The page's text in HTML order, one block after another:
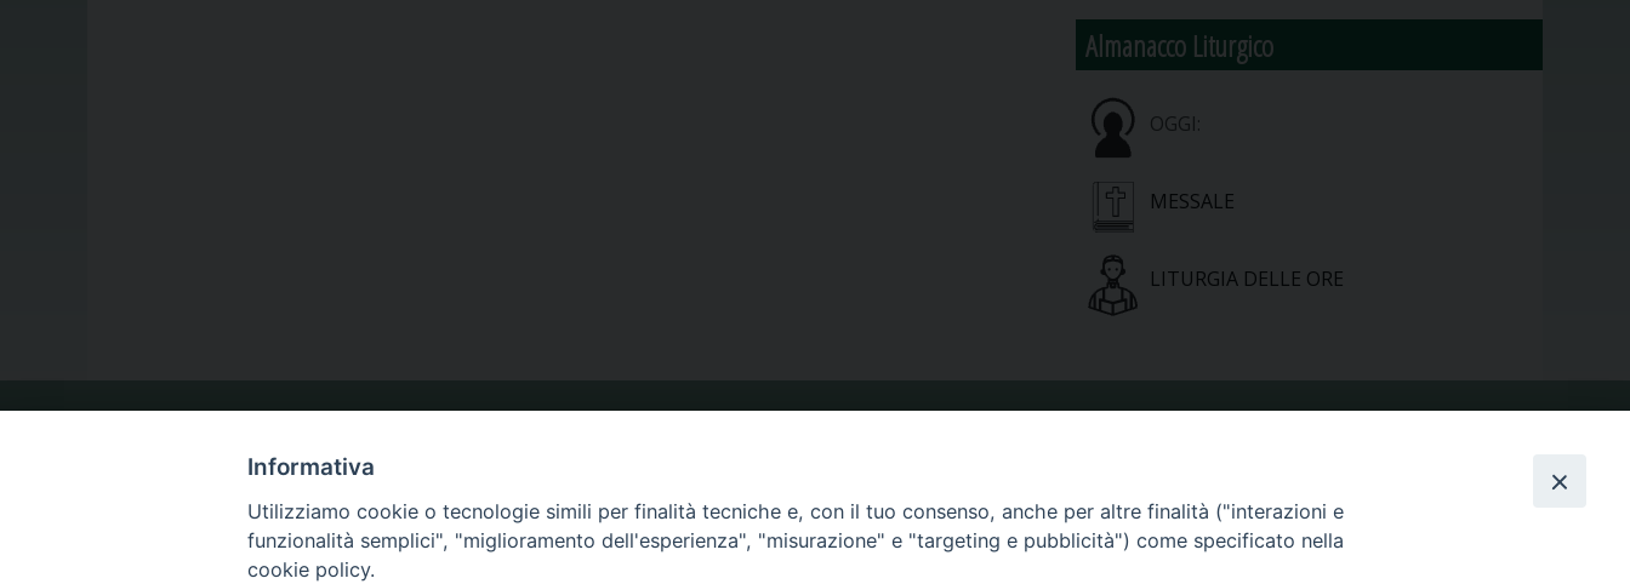
Almanacco Liturgico
OGGI:
MESSALE
LITURGIA DELLE ORE
LA NOSTRA DIOCESI
IL VESCOVO
CALENDARIO PASTORALE
PHOTOGALLERY
Informativa
Utilizziamo cookie o tecnologie simili per finalità tecniche e, con il tuo consenso, anche per altre finalità ("interazioni e
funzionalità semplici", "miglioramento dell'esperienza", "misurazione" e "targeting e pubblicità") come specificato nella
cookie policy.